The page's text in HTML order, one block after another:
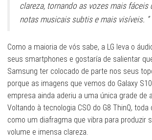
clareza, tornando as vozes mais fáceis
notas musicais subtis e mais visíveis. ”
Como a maioria de vós sabe, a LG leva o
seus smartphones e gostaría de salientar
Samsung ter colocado de parte nos seus
porque as imagens que vemos do Galaxy
empresa ainda aderiu a uma única grade de
Voltando à tecnologia CSO do G8 ThinQ,
como um diafragma que vibra para produzir
volume e imensa clareza.